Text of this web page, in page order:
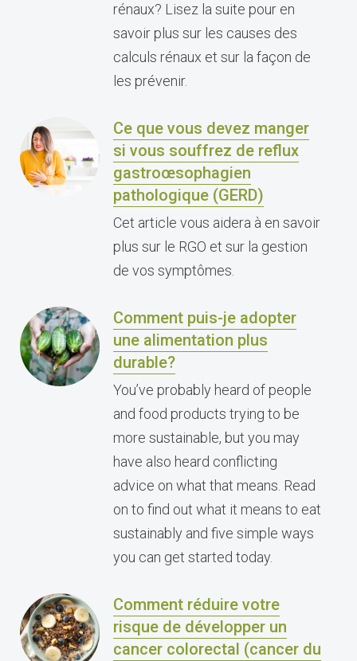
rénaux? Lisez la suite pour en
savoir plus sur les causes des
calculs rénaux et sur la façon de
les prévenir.
Ce que vous devez manger
si vous souffrez de reflux
gastroœsophagien
pathologique (GERD)
Cet article vous aidera à en savoir
plus sur le RGO et sur la gestion
de vos symptômes.
Comment puis-je adopter
une alimentation plus
durable?
You’ve probably heard of people
and food products trying to be
more sustainable, but you may
have also heard conflicting
advice on what that means. Read
on to find out what it means to eat
sustainably and five simple ways
you can get started today.
Comment réduire votre
risque de développer un
cancer colorectal (cancer du